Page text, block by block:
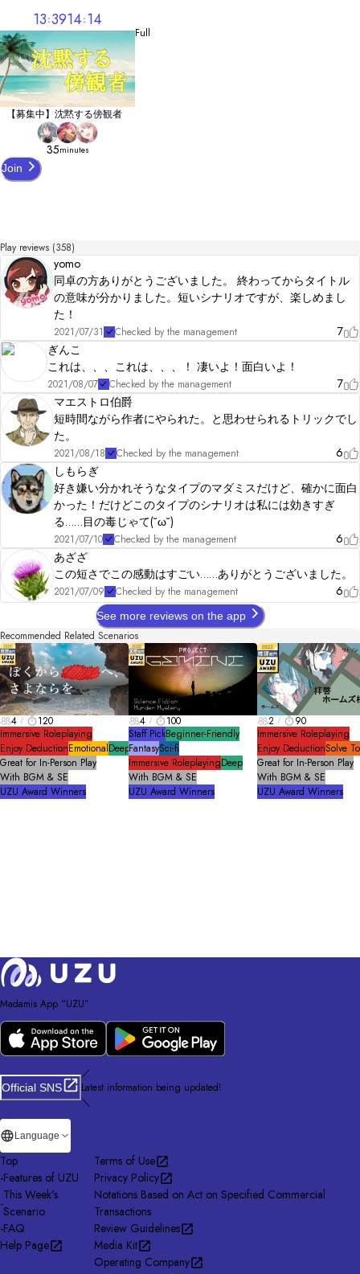
Full
13 3914 14
【募集中】沈黙する傍観者
35minutes
Join
Play reviews (358)
yomo
同卓の方ありがとうございました。 終わってからタイトル
の意味が分かりました。短いシナリオですが、楽しめまし
た！
2021/07/31 Checked by the management
7
ぎんこ
これは、、、これは、、、！ 凄いよ！面白いよ！
2021/08/07 Checked by the management
7
マエストロ伯爵
短時間ながら作者にやられた。と思わせられるトリックでし
た。
2021/08/18 Checked by the management
6
しもらぎ
好き嫌い分かれそうなタイプのマダミスだけど、確かに面白
かった！だけどこのタイプのシナリオは私には効きすぎ
る……目の毒じゃて(˘ω˘)
2021/07/10 Checked by the management
6
あざざ
この短さでこの感動はすごい……ありがとうございました。
2021/07/09 Checked by the management 6
See more reviews on the app
Recommended Related Scenarios
4
120
Immersive Roleplaying
Enjoy DeductionEmotionalDeep
Great for In-Person Play
With BGM & SE
UZU Award Winners
4
100
Staff PickBeginner-Friendly
FantasySci-fi
Immersive RoleplayingDeep
With BGM & SE
UZU Award Winners
2
90
Immersive Roleplaying
Enjoy DeductionSolve
Great for In-Person Play
With BGM & SE
UZU Award Winners
Madamis App “UZU”
Official SNS
／
Latest information being updated!
＼
Language
Top
-Features of UZU
-
This Week's
Scenario
-FAQ
Help Page
Terms of Use
Privacy Policy
Notations Based on Act on Specified Commercial
Transactions
Review Guidelines
Media Kit
Operating Company